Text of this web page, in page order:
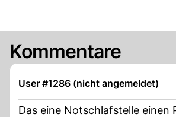
Kommentare
User #1286 (nicht angemeldet)
Das eine Notschlafstelle einen